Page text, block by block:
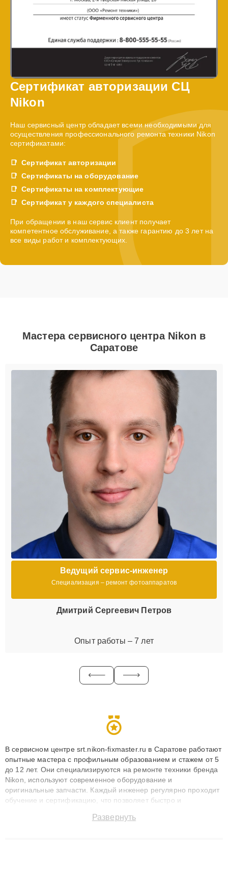
Сертификат авторизации СЦ
Nikon
Наш сервисный центр обладает всеми необходимыми для
осуществления профессионального ремонта техники Nikon
сертификатами:
Сертификат авторизации
Сертификаты на оборудование
Сертификаты на комплектующие
Сертификат у каждого специалиста
При обращении в наш сервис клиент получает
компетентное обслуживание, а также гарантию до 3 лет на
все виды работ и комплектующих.
Мастера сервисного центра Nikon в
Саратове
Ведущий сервис-инженер
Специализация – ремонт фотоаппаратов
Дмитрий Сергеевич Петров
Опыт работы – 7 лет
В сервисном центре srt.nikon-fixmaster.ru в Саратове работают
опытные мастера с профильным образованием и стажем от 5
до 12 лет. Они специализируются на ремонте техники бренда
Nikon, используют современное оборудование и
оригинальные запчасти. Каждый инженер регулярно проходит
обучение и сертификацию, что позволяет быстро и
сохранением гарантии до 3 лет. Наши мастера решают
Развернуть